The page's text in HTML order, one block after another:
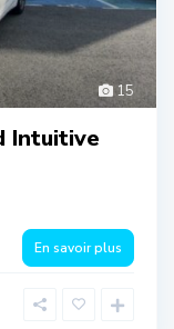
15
Intuitive
En savoir plus